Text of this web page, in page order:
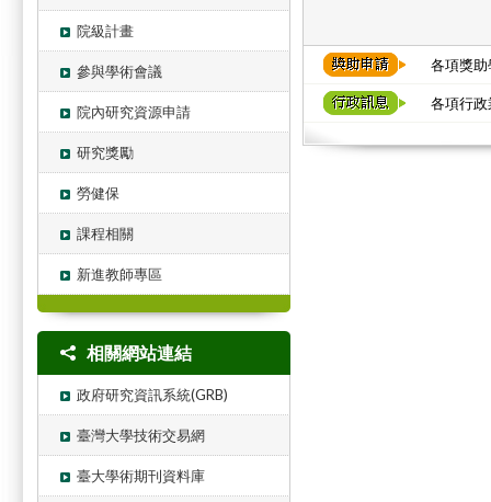
院級計畫
參與學術會議
院內研究資源申請
研究獎勵
勞健保
課程相關
新進教師專區
相關網站連結
政府研究資訊系統(GRB)
臺灣大學技術交易網
臺大學術期刊資料庫
各項獎助
各項行政